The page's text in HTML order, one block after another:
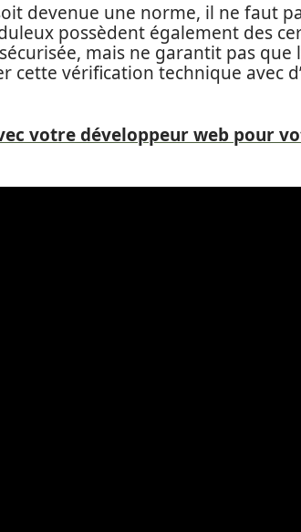
devenue une norme, il ne faut
possèdent également des
mais ne garantit pas que
cette vérification technique avec
votre développeur web pour